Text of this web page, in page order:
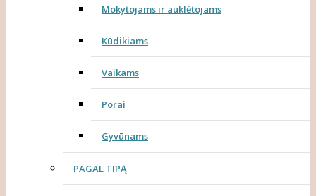
Mokytojams ir auklėtojams
Kūdikiams
Vaikams
Porai
Gyvūnams
PAGAL TIPĄ